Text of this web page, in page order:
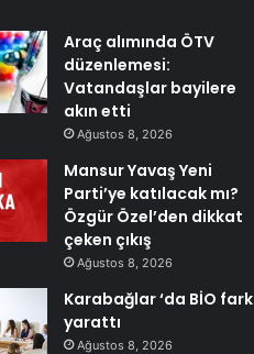
Araç alımında ÖTV
düzenlemesi:
Vatandaşlar bayilere
akın etti
Ağustos 8, 2026
Mansur Yavaş Yeni
Parti’ye katılacak mı?
Özgür Özel’den dikkat
çeken çıkış
Ağustos 8, 2026
Karabağlar ‘da BİO fark
yarattı
Ağustos 8, 2026